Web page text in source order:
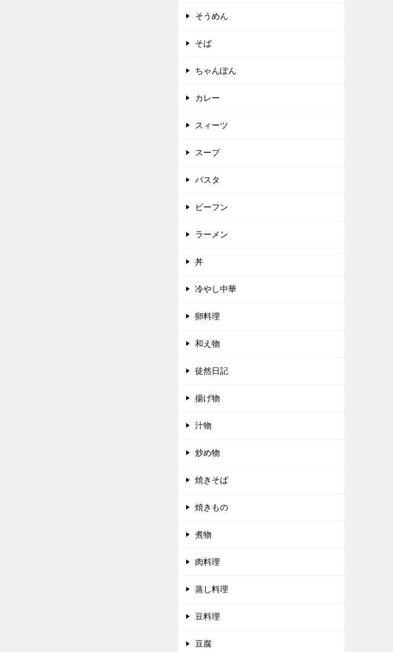
そうめん
そば
ちゃんぽん
カレー
スィーツ
スープ
パスタ
ビーフン
ラーメン
丼
冷やし中華
卵料理
和え物
徒然日記
揚げ物
汁物
炒め物
焼きそば
焼きもの
煮物
肉料理
蒸し料理
豆料理
豆腐